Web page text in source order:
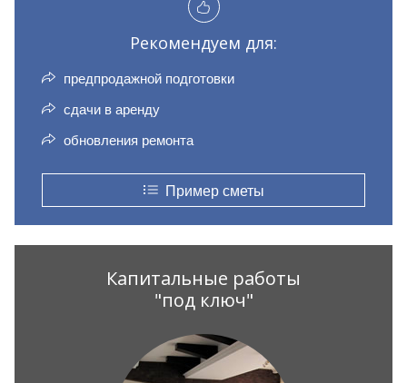
Рекомендуем для:
предпродажной подготовки
сдачи в аренду
обновления ремонта
Пример сметы
Капитальные работы
"под ключ"